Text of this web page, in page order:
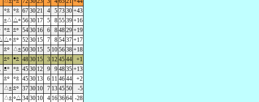
○○ ○○ 67 30 21 4 5 73 30 +43
○△ △○ 56 30 17 5 8 55 39 +16
○○ ○○ 54 30 16 6 8 48 29 +19
△○ ○○ 52 30 15 7 8 54 37 +17
○○ △ ○ 50 30 15 5 10 56 38 +18
○○ ●○ 48 30 15 3 12 45 44
+1
●○ ○○ 45 30 12 9 9 48 35 +13
○○ ○○ 45 30 13 6 11 46 44
+2
△ ○ ○○ 37 30 10 7 13 45 50
-5
△○ ○△ 34 30 10 4 16 36 64 -28